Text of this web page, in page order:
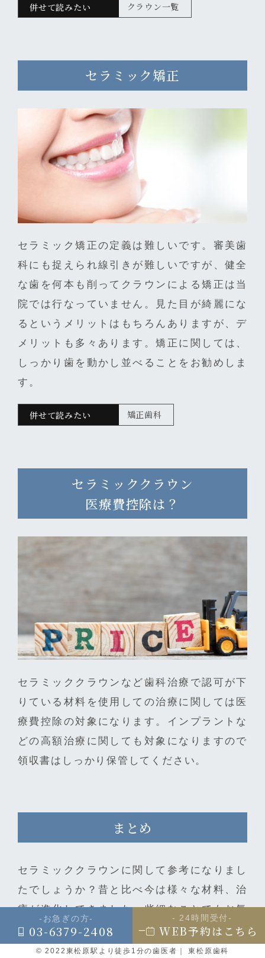
クラウン一覧
セラミック矯正
セラミック矯正の定義は難しいです。審美歯
科にも捉えられ線引きが難しいですが、健全
な歯を何本も削ってクラウンによる矯正は当
院では行なっていません。見た目が綺麗にな
るというメリットはもちろんありますが、デ
メリットも多々あります。矯正に関しては、
しっかり歯を動かし並べることをお勧めしま
す。
矯正歯科
セラミッククラウン
医療費控除は？
セラミッククラウンなど歯科治療で認可が下
りている材料を使用しての治療に関しては医
療費控除の対象になります。インプラントな
どの高額治療に関しても対象になりますので
領収書はしっかり保管してください。
まとめ
セラミッククラウンに関して参考になりまし
たでしょうか？昔と比べ今は様々な材料、治
療が進化してきました。些細なことでもお気
軽にご相談ください。
© 2022 東松原駅より徒歩1分の歯医者 ｜ 東松原歯科
-お急ぎの方-
03-6379-2408
- 24時間受付-
WEB予約はこちら